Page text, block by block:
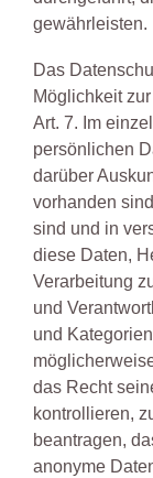
gewährleisten.
Das
Möglichkeit
Art. 7. Im
persönlichen
darüber
vorhanden
sind und in
diese Daten,
Verarbeitung
und
und
das Recht
kontrollieren,
beantragen,
anonyme